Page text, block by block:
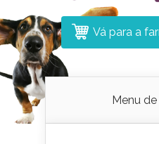
Vá para a
Menu